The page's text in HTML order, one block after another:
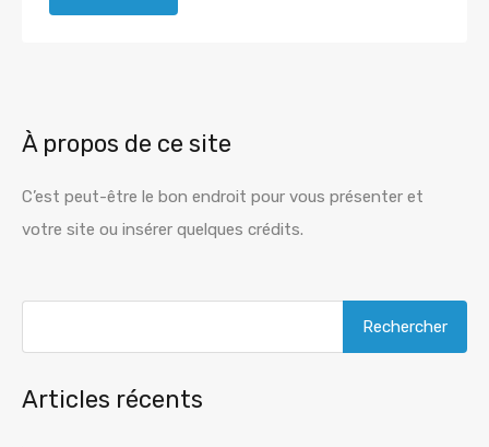
À propos de ce site
C’est peut-être le bon endroit pour vous présenter et
votre site ou insérer quelques crédits.
Articles récents